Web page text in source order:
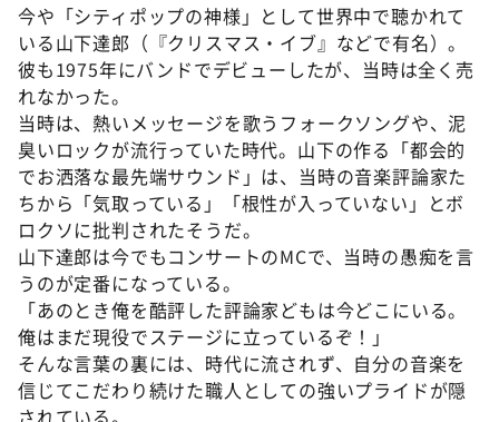
今や「シティポップの神様」として世界中で聴かれて
いる山下達郎（『クリスマス・イブ』などで有名）。
彼も1975年にバンドでデビューしたが、当時は全く売
れなかった。
当時は、熱いメッセージを歌うフォークソングや、泥
臭いロックが流行っていた時代。山下の作る「都会的
でお洒落な最先端サウンド」は、当時の音楽評論家た
ちから「気取っている」「根性が入っていない」とボ
ロクソに批判されたそうだ。
山下達郎は今でもコンサートのMCで、当時の愚痴を言
うのが定番になっている。
「あのとき俺を酷評した評論家どもは今どこにいる。
俺はまだ現役でステージに立っているぞ！」
そんな言葉の裏には、時代に流されず、自分の音楽を
信じてこだわり続けた職人としての強いプライドが隠
されている。